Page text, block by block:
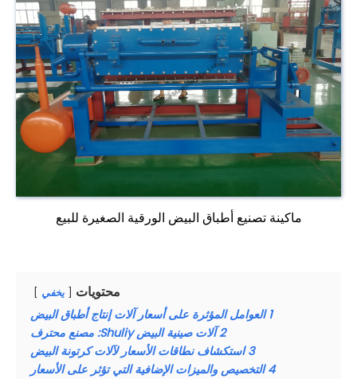
ماكينة تصنيع أطباق البيض الورقية الصغيرة للبيع
محتويات يخفي
1 العوامل المؤثرة على أسعار آلات إنتاج أطباق البيض
2 آلات صينية البيض Shuliy: مصنع محترف
3 استكشاف نطاقات الأسعار لآلات كرتونة البيض
4 التخصيص والميزات الإضافية التي تؤثر على الأسعار